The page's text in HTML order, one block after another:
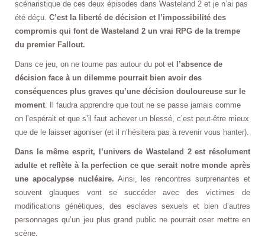
scénaristique de ces deux épisodes dans Wasteland 2 et je n’ai pas
été déçu. C’est la liberté de décision et l’impossibilité des
compromis qui font de Wasteland 2 un vrai RPG de la trempe
du premier Fallout.
Dans ce jeu, on ne tourne pas autour du pot et l’absence de
décision face à un dilemme pourrait bien avoir des
conséquences plus graves qu’une décision douloureuse sur le
moment . Il faudra apprendre que tout ne se passe jamais comme
on l’espérait et que s’il faut achever un blessé, c’est peut-être mieux
que de le laisser agoniser (et il n’hésitera pas à revenir vous hanter).
Dans le même esprit, l’univers de Wasteland 2 est résolument
adulte et reflète à la perfection ce que serait notre monde après
une apocalypse nucléaire. Ainsi, les rencontres surprenantes et
souvent glauques vont se succéder avec des victimes de
modifications génétiques, des esclaves sexuels et bien d’autres
personnages qu’un jeu plus grand public ne pourrait oser mettre en
scène.